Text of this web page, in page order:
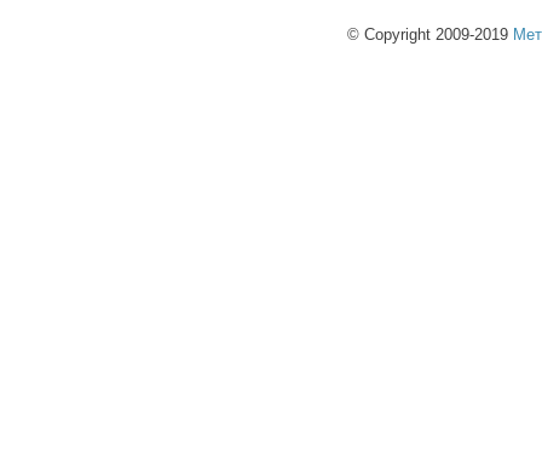
© Copyright 2009-2019